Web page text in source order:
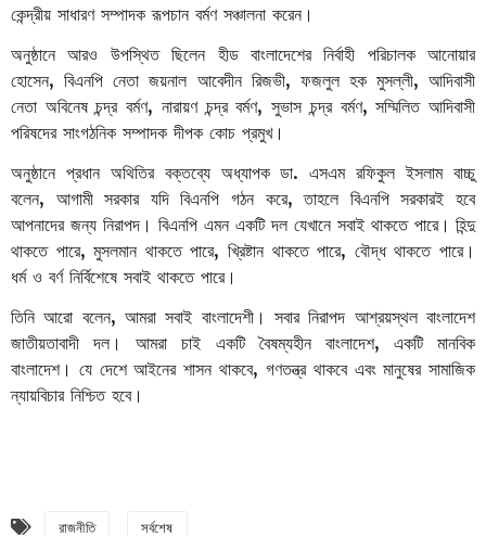
কেন্দ্রীয় সাধারণ সম্পাদক রূপচান বর্মণ সঞ্চালনা করেন।
অনুষ্ঠানে আরও উপস্থিত ছিলেন হীড বাংলাদেশের নির্বাহী পরিচালক আনোয়ার
হোসেন,বিএনপি নেতা জয়নাল আবেদীন রিজভী, ফজলুল হক মুসল্লী,আদিবাসী
নেতা অবিনেষ চন্দ্র বর্মণ, নারায়ণ চন্দ্র বর্মণ,সুভাস চন্দ্র বর্মণ,সম্মিলিত আদিবাসী
পরিষদের সাংগঠনিক সম্পাদক দীপক কোচ প্রমুখ।
অনুষ্ঠানে প্রধান অথিতির বক্তব্যে অধ্যাপক ডা.এসএম রফিকুল ইসলাম বাচ্চু
বলেন, আগামী সরকার যদি বিএনপি গঠন করে,তাহলে বিএনপি সরকারই হবে
আপনাদের জন্য নিরাপদ। বিএনপি এমন একটি দল যেখানে সবাই থাকতে পারে। হিন্দু
থাকতে পারে,মুসলমান থাকতে পারে,খ্রিষ্টান থাকতে পারে, বৌদ্ধ থাকতে পারে।
ধর্ম ও বর্ণ নির্বিশেষে সবাই থাকতে পারে।
তিনি আরো বলেন, আমরা সবাই বাংলাদেশী। সবার নিরাপদ আশ্রয়স্থল বাংলাদেশ
জাতীয়তাবাদী
দল। আমরা চাই একটি বৈষম্যহীন বাংলাদেশ, একটি
মানবিক
বাংলাদেশ। যে দেশে আইনের শাসন থাকবে, গণতন্ত্র থাকবে এবং মানুষের সামাজিক
ন্যায়বিচার নিশ্চিত হবে।
রাজনীতি সর্বশেষ